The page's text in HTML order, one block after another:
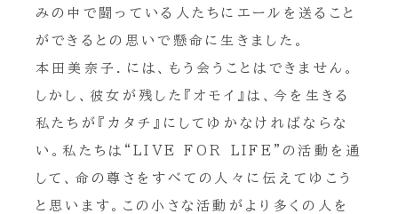
みの中で闘っている人たちにエールを送ること
ができるとの思いで懸命に生きました。
本田美奈子．には、もう会うことはできません。
しかし、彼女が残した『オモイ』は、今を生きる
私たちが『カタチ』にしてゆかなければならな
い。私たちは“LIVE FOR LIFE”の活動を通
して、命の尊さをすべての人々に伝えてゆこう
と思います。この小さな活動がより多くの人を